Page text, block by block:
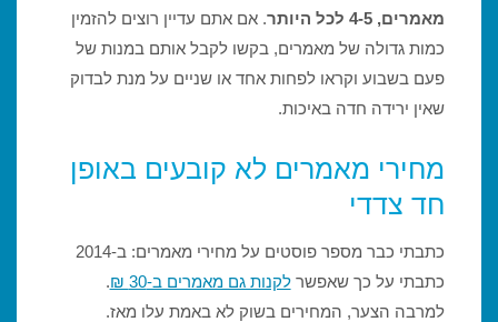
מאמרים, 4-5 לכל היותר
. אם אתם עדיין רוצים להזמין
כמות גדולה של מאמרים, בקשו לקבל אותם במנות של
פעם בשבוע וקראו לפחות אחד או שניים על מנת לבדוק
שאין ירידה חדה באיכות.
מחירי מאמרים לא קובעים באופן
חד צדדי
כתבתי כבר מספר פוסטים על מחירי מאמרים: ב-2014
כתבתי על כך שאפשרלקנות גם מאמרים ב-30 ₪
.
למרבה הצער, המחירים בשוק לא באמת עלו מאז.